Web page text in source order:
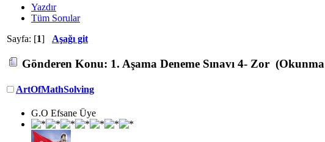
Yazdır
Tüm Sorular
Sayfa: [1] Aşağı git
Gönderen Konu: 1. Aşama Deneme Sınavı 4- Zor (Okunma
ArtOfMathSolving
G.O Efsane Üye